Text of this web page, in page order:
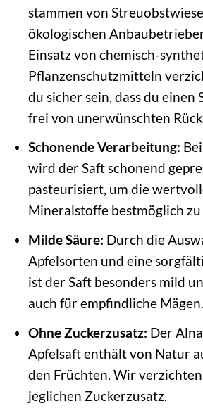
stammen von
ökologischen
Einsatz von chemisch-
Pflanzenschutzmitteln
du sicher sein, dass du einen
frei von unerwünschten
Schonende Verarbeitung:
wird der Saft schonend
pasteurisiert, um die
Mineralstoffe bestmöglich
Milde Säure: Durch die
Apfelsorten und eine
ist der Saft besonders mild
auch für empfindliche Mägen.
Ohne Zuckerzusatz: Der
Apfelsaft enthält von Natur
den Früchten. Wir
jeglichen Zuckerzusatz.